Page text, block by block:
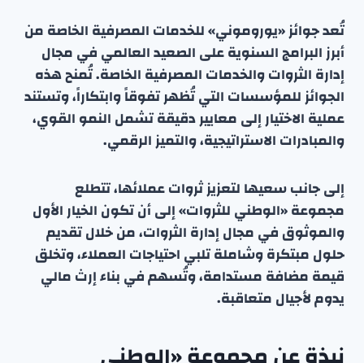
تُعد جوائز «يوروموني» للخدمات المصرفية الخاصة من
أبرز البرامج السنوية على الصعيد العالمي في مجال
إدارة الثروات والخدمات المصرفية الخاصة. تُمنح هذه
الجوائز للمؤسسات التي تُظهر تفوقاً وابتكاراً، وتستند
عملية الاختيار إلى معايير دقيقة تشمل النمو القوي،
والمبادرات الاستراتيجية، والتميز الرقمي.
إلى جانب سعيها لتعزيز ثروات عملائها، تتطلع
مجموعة «الوطني للثروات» إلى أن تكون الخيار الأول
والموثوق في مجال إدارة الثروات، من خلال تقديم
حلول مبتكرة وشاملة تلبي احتياجات العملاء، وتخلق
قيمة مضافة مستدامة، وتُسهم في بناء إرث مالي
يدوم لأجيال متعاقبة.